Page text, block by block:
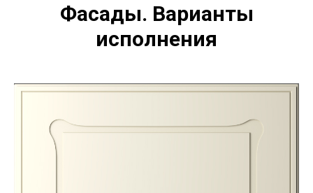
Фасады. Варианты
исполнения